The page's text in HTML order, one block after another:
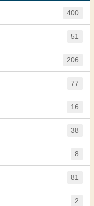
400
51
206
77
16
38
8
81
2